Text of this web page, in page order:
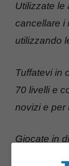
Utilizzate le
cancellare i
utilizzando
Tuffatevi in
70 livelli e
novizi e per
Giocate in
Iron e